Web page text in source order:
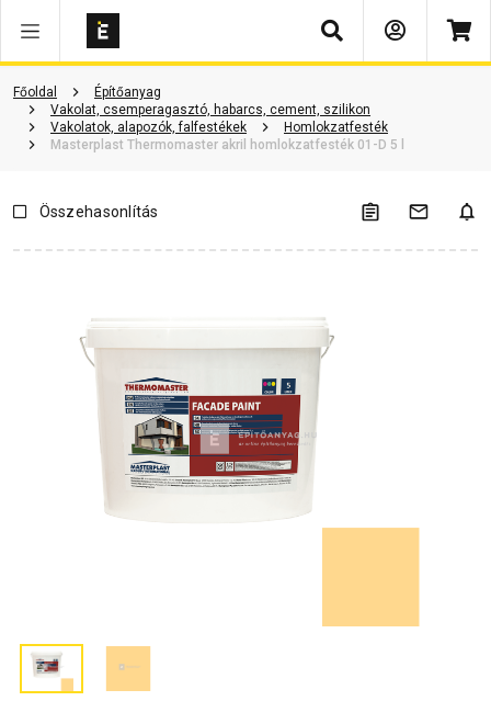
Keresés
Főoldal
Építőanyag
Vakolat, csemperagasztó, habarcs, cement, szilikon
Vakolatok, alapozók, falfestékek
Homlokzatfesték
Masterplast Thermomaster akril homlokzatfesték 01-D 5 l
Termékinformáció Kérdések és válaszok
Összehasonlítás